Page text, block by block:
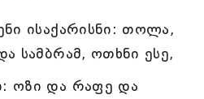
ისაქარისნი: თოლა,
სამბრამ, ოთხნი ესე,
ოზი და რაფე და